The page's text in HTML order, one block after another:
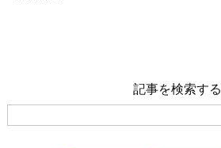
記事を検索する